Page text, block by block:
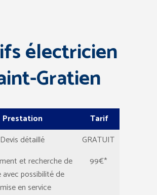
électricien
Gratien
Prestation
Tarif
Devis détaillé
GRATUIT
et recherche de
avec possibilité de
en service
99€*